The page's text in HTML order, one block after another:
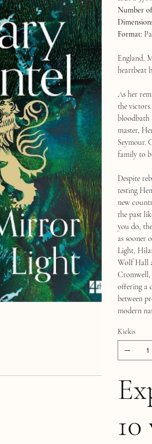
Number
Format:
England,
heartbeat
As her
the
bloodbath
master,
Seymour.
family to
Despite
testing
new
the past
you do,
as sooner
Light,
Wolf Hall
Cromwell,
offering a
between
modern
Kiekis